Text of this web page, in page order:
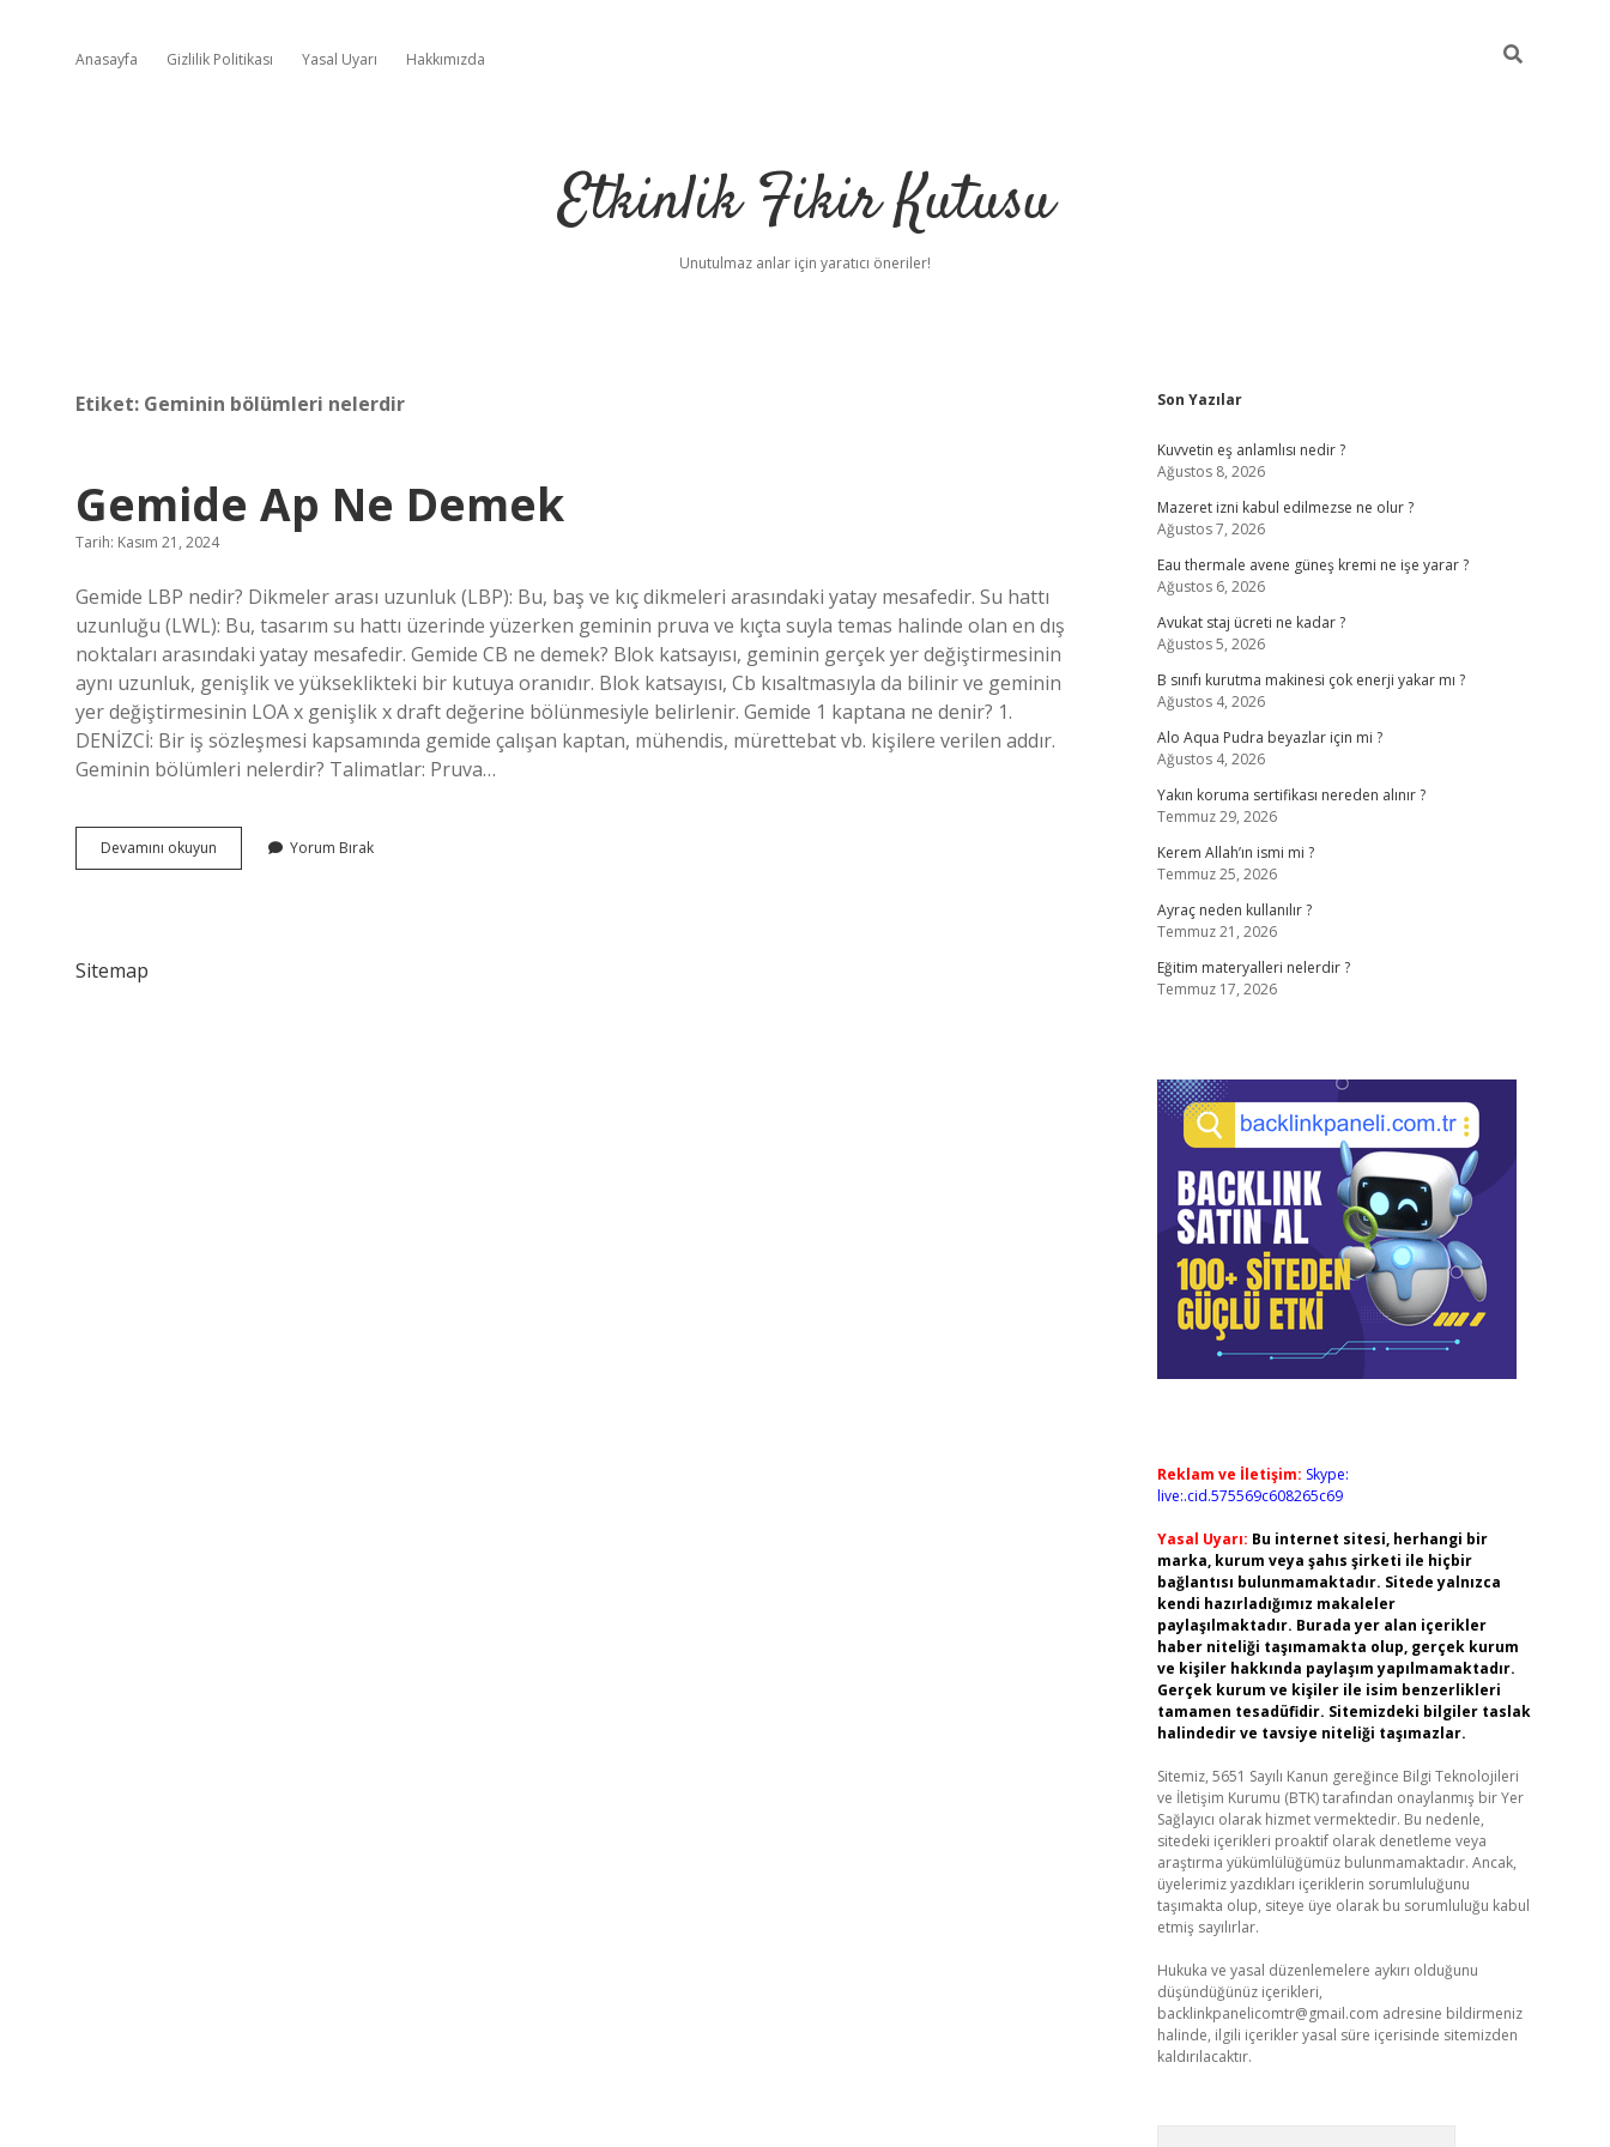
Anasayfa Gizlilik Politikası Yasal Uyarı Hakkımızda
Etkinlik Fikir Kutusu
Unutulmaz anlar için yaratıcı öneriler!
Etiket: Geminin bölümleri nelerdir
Gemide Ap Ne Demek
Tarih: Kasım 21, 2024
Gemide LBP nedir? Dikmeler arası uzunluk (LBP): Bu, baş ve kıç dikmeleri arasındaki yatay mesafedir. Su hattı
uzunluğu (LWL): Bu, tasarım su hattı üzerinde yüzerken geminin pruva ve kıçta suyla temas halinde olan en dış
noktaları arasındaki yatay mesafedir. Gemide CB ne demek? Blok katsayısı, geminin gerçek yer değiştirmesinin
aynı uzunluk, genişlik ve yükseklikteki bir kutuya oranıdır. Blok katsayısı, Cb kısaltmasıyla da bilinir ve geminin
yer değiştirmesinin LOA x genişlik x draft değerine bölünmesiyle belirlenir. Gemide 1 kaptana ne denir? 1.
DENİZCİ: Bir iş sözleşmesi kapsamında gemide çalışan kaptan, mühendis, mürettebat vb. kişilere verilen addır.
Geminin bölümleri nelerdir? Talimatlar: Pruva…
Devamını okuyun Gemide
Ap
Yorum Bırak
Sitemap
Sidebar
Son Yazılar
Kuvvetin eş anlamlısı nedir ?
Ağustos 8, 2026
Mazeret izni kabul edilmezse ne olur ?
Ağustos 7, 2026
Eau thermale avene güneş kremi ne işe yarar ?
Ağustos 6, 2026
Avukat staj ücreti ne kadar ?
Ağustos 5, 2026
B sınıfı kurutma makinesi çok enerji yakar mı ?
Ağustos 4, 2026
Alo Aqua Pudra beyazlar için mi ?
Ağustos 4, 2026
Yakın koruma sertifikası nereden alınır ?
Temmuz 29, 2026
Kerem Allah’ın ismi mi ?
Temmuz 25, 2026
Ayraç neden kullanılır ?
Temmuz 21, 2026
Eğitim materyalleri nelerdir ?
Temmuz 17, 2026
Reklam ve İletişim: Skype:
live:.cid.575569c608265c69
Yasal Uyarı: Bu internet sitesi, herhangi bir
marka, kurum veya şahıs şirketi ile hiçbir
bağlantısı bulunmamaktadır. Sitede yalnızca
kendi hazırladığımız makaleler
paylaşılmaktadır. Burada yer alan içerikler
haber niteliği taşımamakta olup, gerçek kurum
ve kişiler hakkında paylaşım yapılmamaktadır.
Gerçek kurum ve kişiler ile isim benzerlikleri
tamamen tesadüfidir. Sitemizdeki bilgiler taslak
halindedir ve tavsiye niteliği taşımazlar.
Sitemiz, 5651 Sayılı Kanun gereğince Bilgi Teknolojileri
ve İletişim Kurumu (BTK) tarafından onaylanmış bir Yer
Sağlayıcı olarak hizmet vermektedir. Bu nedenle,
sitedeki içerikleri proaktif olarak denetleme veya
araştırma yükümlülüğümüz bulunmamaktadır. Ancak,
üyelerimiz yazdıkları içeriklerin sorumluluğunu
taşımakta olup, siteye üye olarak bu sorumluluğu kabul
etmiş sayılırlar.
Hukuka ve yasal düzenlemelere aykırı olduğunu
düşündüğünüz içerikleri,
backlinkpanelicomtr@gmail.com adresine bildirmeniz
halinde, ilgili içerikler yasal süre içerisinde sitemizden
kaldırılacaktır.